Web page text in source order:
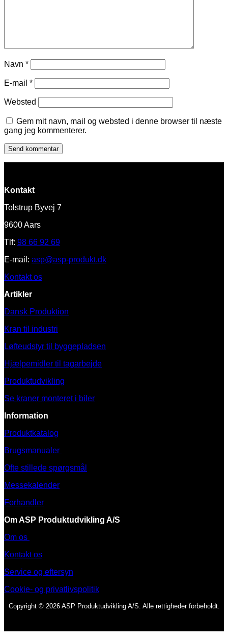
Navn *
E-mail *
Websted
Gem mit navn, mail og websted i denne browser til næste
gang jeg kommenterer.
Kontakt
Tolstrup Byvej 7
9600 Aars
Tlf: 98 66 92 69
E-mail: asp@asp-produkt.dk
Kontakt os
Artikler
Dansk Produktion
Kran til industri
Løfteudstyr til byggepladsen
Hjælpemidler til tagarbejde
Produktudvikling
Se kraner monteret i biler
Information
Produktkatalog
Brugsmanualer
Ofte stillede spørgsmål
Messekalender
Forhandler
Om ASP Produktudvikling A/S
Om os
Kontakt os
Service og eftersyn
Cookie- og privatlivspolitik
Copyright © 2026 ASP Produktudvikling A/S. Alle rettigheder forbeholdt.